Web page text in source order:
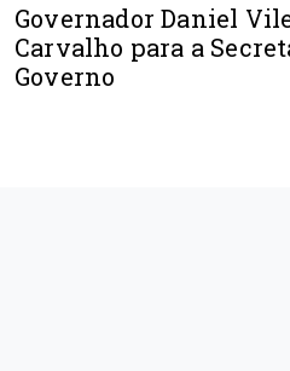
Governador Daniel
Carvalho para a
Governo